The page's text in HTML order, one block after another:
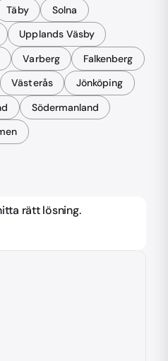
Täby
Solna
Upplands Väsby
Varberg
Falkenberg
Västerås
Jönköping
Södermanland
rätt lösning.